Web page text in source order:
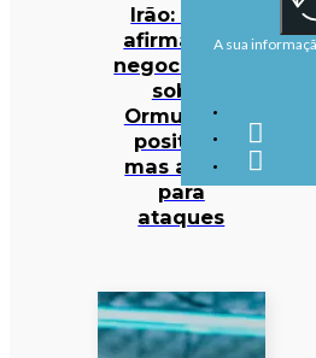
Irão: Omã
afirma que
negociações
sobre
Ormuz são
positivas
mas alerta
para
ataques
A sua